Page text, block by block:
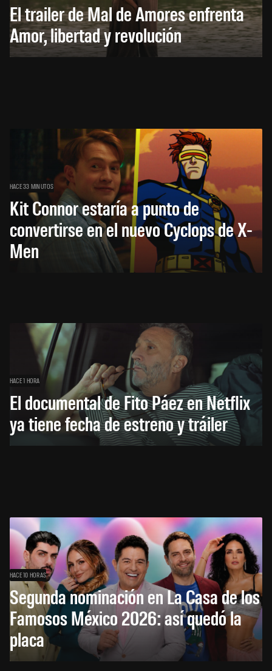
El trailer de Mal de Amores enfrenta
Amor, libertad y revolución
HACE 33 MINUTOS
Kit Connor estaría a punto de
convertirse en el nuevo Cyclops de X-
Men
HACE 1 HORA
El documental de Fito Páez en Netflix
ya tiene fecha de estreno y tráiler
HACE 10 HORAS
Segunda nominación en La Casa de los
Famosos México 2026: así quedó la
placa